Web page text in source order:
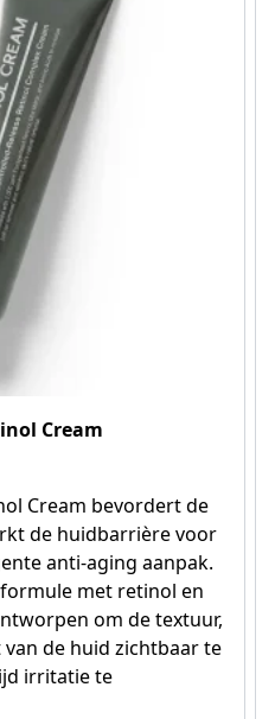
Cream
Cream bevordert de
de huidbarrière voor
anti-aging aanpak.
met retinol en
om de textuur,
de huid zichtbaar te
irritatie te